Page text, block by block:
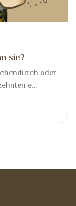
sie?
oder
e…